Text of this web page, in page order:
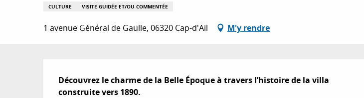
CULTURE VISITE GUIDÉE ET/OU COMMENTÉE
1 avenue Général de Gaulle, 06320 Cap-d'Ail M'y rendre
Description
Découvrez le charme de la Belle Époque à travers l’histoire de la villa
construite vers 1890.